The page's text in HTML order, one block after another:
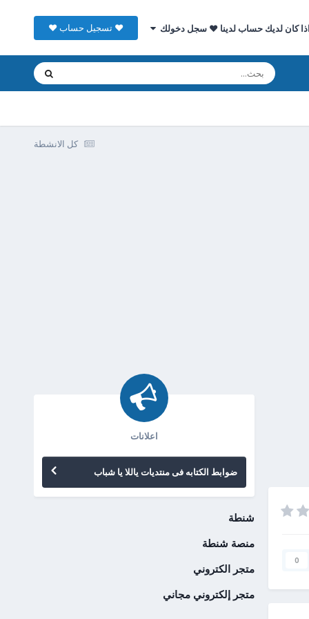
اذا كان لديك حساب لدينا ♥ سجل دخولك ♥ تسجيل حساب ♥
كل الانشطة
0
اعلانات
ضوابط الكتابه فى منتديات ياللا يا شباب
شنطة
منصة شنطة
متجر الكتروني
متجر إلكتروني مجاني